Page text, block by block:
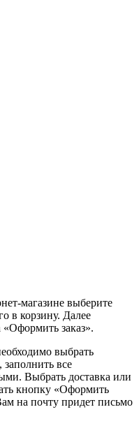
магазине выберите
в корзину. Далее
заказ».
выбрать
все
Выбрать доставка или
кнопку «Оформить
на почту придет письмо